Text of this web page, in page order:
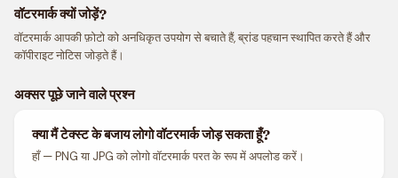
वॉटरमार्क क्यों जोड़ें?
वॉटरमार्क आपकी फ़ोटो को अनधिकृत उपयोग से बचाते हैं, ब्रांड पहचान स्थापित करते हैं और
कॉपीराइट नोटिस जोड़ते हैं।
अक्सर पूछे जाने वाले प्रश्न
क्या मैं टेक्स्ट के बजाय लोगो वॉटरमार्क जोड़ सकता हूँ?
हाँ — PNG या JPG को लोगो वॉटरमार्क परत के रूप में अपलोड करें।